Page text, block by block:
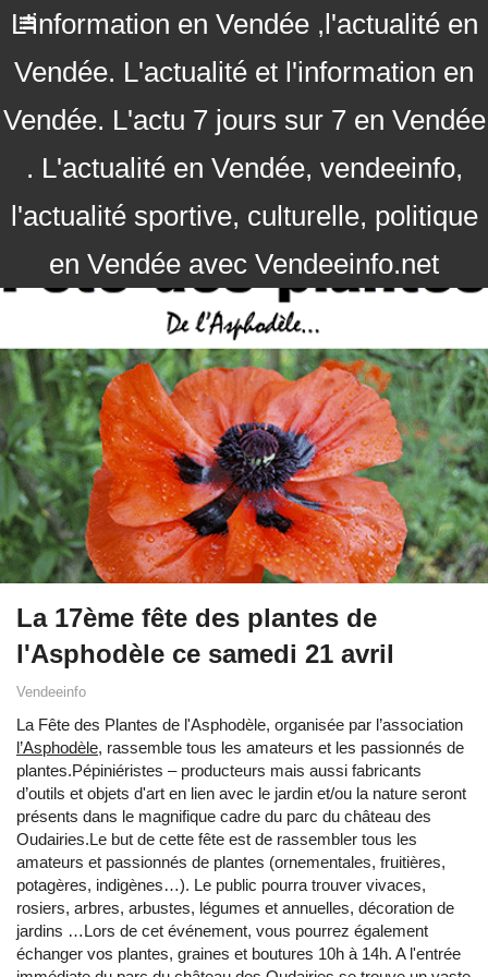
L'information en Vendée ,l'actualité en
Vendée. L'actualité et l'information en
Vendée. L'actu 7 jours sur 7 en Vendée
. L'actualité en Vendée, vendeeinfo,
l'actualité sportive, culturelle, politique
en Vendée avec Vendeeinfo.net
La 17ème fête des plantes de
l'Asphodèle ce samedi 21 avril
Vendeeinfo
La Fête des Plantes de l'Asphodèle, organisée par l’association
l’Asphodèle, rassemble tous les amateurs et les passionnés de
plantes.Pépiniéristes – producteurs mais aussi fabricants
d’outils et objets d'art en lien avec le jardin et/ou la nature seront
présents dans le magnifique cadre du parc du château des
Oudairies.Le but de cette fête est de rassembler tous les
amateurs et passionnés de plantes (ornementales, fruitières,
potagères, indigènes…). Le public pourra trouver vivaces,
rosiers, arbres, arbustes, légumes et annuelles, décoration de
jardins …Lors de cet événement, vous pourrez également
échanger vos plantes, graines et boutures 10h à 14h. A l'entrée